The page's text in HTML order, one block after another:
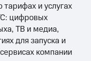
тарифах и услугах
цифровых
ТВ и медиа,
для запуска и
компании